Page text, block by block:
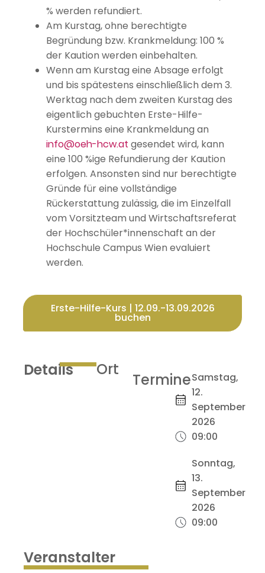
% werden refundiert.
Am Kurstag, ohne berechtigte
Begründung bzw. Krankmeldung: 100 %
der Kaution werden einbehalten.
Wenn am Kurstag eine Absage erfolgt
und bis spätestens einschließlich dem 3.
Werktag nach dem zweiten Kurstag des
eigentlich gebuchten Erste-Hilfe-
Kurstermins eine Krankmeldung an
info@oeh-hcw.at gesendet wird, kann
eine 100 %ige Refundierung der Kaution
erfolgen. Ansonsten sind nur berechtigte
Gründe für eine vollständige
Rückerstattung zulässig, die im Einzelfall
vom Vorsitzteam und Wirtschaftsreferat
der Hochschüler*innenschaft an der
Hochschule Campus Wien evaluiert
werden.
Erste-Hilfe-Kurs | 12.09.-13.09.2026
buchen
Details Ort
TermineSamstag,
12.
September
2026
09:00
Sonntag,
13.
September
2026
09:00
Veranstalter